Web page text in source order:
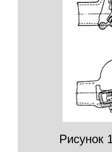
Рисунок